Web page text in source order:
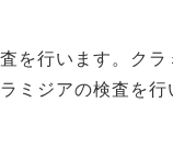
を行います。ク
ミジアの検査を行